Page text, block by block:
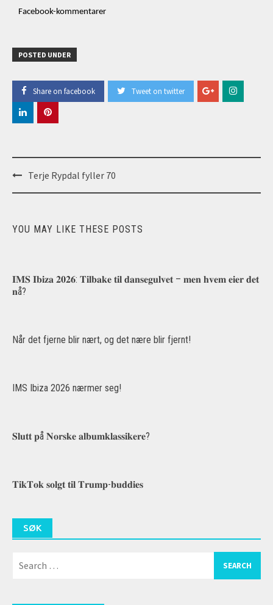
Facebook-kommentarer
POSTED UNDER
Share on facebook Tweet on twitter
Post
navigation
Terje Rypdal fyller 70
YOU MAY LIKE THESE POSTS
𝐈𝐌𝐒 𝐈𝐛𝐢𝐳𝐚 𝟐𝟎𝟐𝟔: 𝐓𝐢𝐥𝐛𝐚𝐤𝐞 𝐭𝐢𝐥 𝐝𝐚𝐧𝐬𝐞𝐠𝐮𝐥𝐯𝐞𝐭 – 𝐦𝐞𝐧 𝐡𝐯𝐞𝐦 𝐞𝐢𝐞𝐫 𝐝𝐞𝐭
𝐧å?
Når det fjerne blir nært, og det nære blir fjernt!
IMS Ibiza 2026 nærmer seg!
𝐒𝐥𝐮𝐭𝐭 𝐩å 𝐍𝐨𝐫𝐬𝐤𝐞 𝐚𝐥𝐛𝐮𝐦𝐤𝐥𝐚𝐬𝐬𝐢𝐤𝐞𝐫𝐞?
𝐓𝐢𝐤𝐓𝐨𝐤 𝐬𝐨𝐥𝐠𝐭 𝐭𝐢𝐥 𝐓𝐫𝐮𝐦𝐩-𝐛𝐮𝐝𝐝𝐢𝐞𝐬
SØK
for: